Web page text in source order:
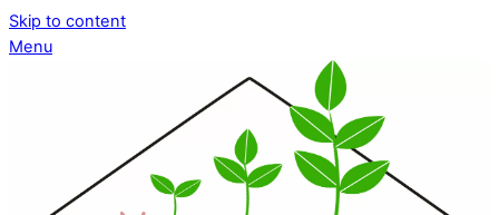
Skip to content
Menu